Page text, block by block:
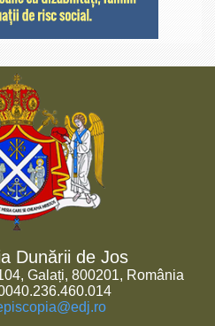
Dunării de Jos
Galați, 800201, România